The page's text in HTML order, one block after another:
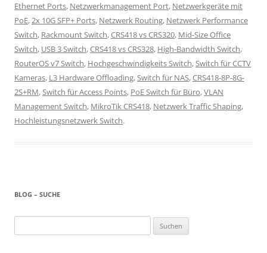
Ethernet Ports, Netzwerkmanagement Port, Netzwerkgeräte mit
PoE,2x 10G SFP+ Ports, Netzwerk Routing, Netzwerk Performance
Switch, Rackmount Switch,CRS418 vs CRS320, Mid-Size Office
Switch, USB 3 Switch,CRS418 vs CRS328, High-Bandwidth Switch,
RouterOS v7 Switch, Hochgeschwindigkeits Switch,Switch für CCTV
Kameras, L3 Hardware Offloading,Switch für NAS,CRS418-8P-8G-
2S+RM,Switch für Access Points, PoE Switch für Büro,VLAN
Management Switch, MikroTik CRS418, Netzwerk Traffic Shaping,
Hochleistungsnetzwerk Switch.
BLOG – SUCHE
nach: